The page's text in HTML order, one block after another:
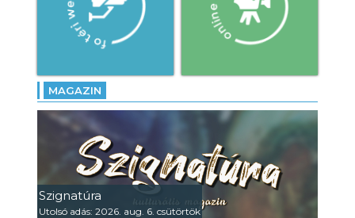
MAGAZIN
Szignatúra
Utolsó adás: 2026. aug. 6. csütörtök